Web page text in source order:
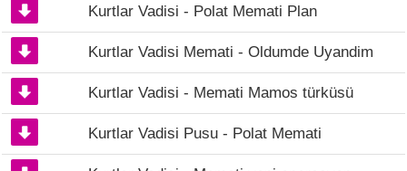
Kurtlar Vadisi - Polat Memati Plan
Kurtlar Vadisi Memati - Oldumde Uyandim
Kurtlar Vadisi - Memati Mamos türküsü
Kurtlar Vadisi Pusu - Polat Memati